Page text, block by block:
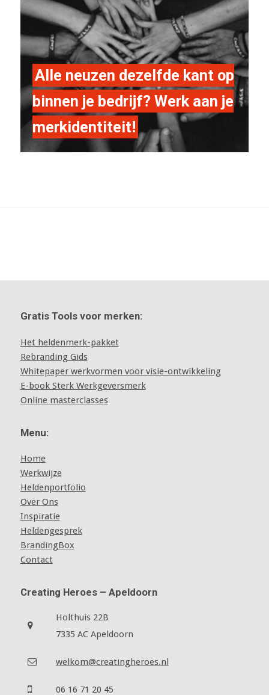
Alle neuzen dezelfde kant op
binnen je bedrijf? Werk aan je
merkidentiteit!
Gratis Tools voor merken:
Het heldenmerk-pakket
Rebranding Gids
Whitepaper werkvormen voor visie-ontwikkeling
E-book Sterk Werkgeversmerk
Online masterclasses
Menu:
Home
Werkwijze
Heldenportfolio
Over Ons
Inspiratie
Heldengesprek
BrandingBox
Contact
Creating Heroes – Apeldoorn
Holthuis 22B
7335 AC Apeldoorn
welkom@creatingheroes.nl
06 16 71 20 45